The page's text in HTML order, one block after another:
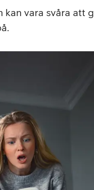
användare
vara svåra att